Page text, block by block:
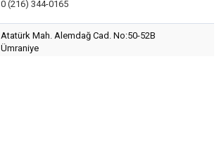
0 (216) 344-0165
Atatürk Mah. Alemdağ Cad. No:50-52B
Ümraniye